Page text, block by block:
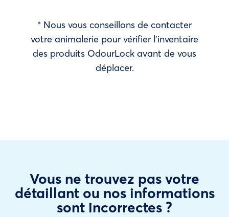
* Nous vous conseillons de contacter
votre animalerie pour vérifier l’inventaire
des produits OdourLock avant de vous
déplacer.
Vous ne trouvez pas votre
détaillant ou nos informations
sont incorrectes ?